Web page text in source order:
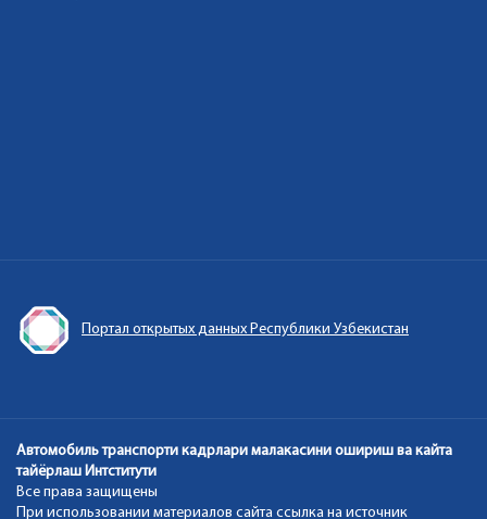
Портал открытых данных Республики Узбекистан
Автомобиль транспорти кадрлари малакасини ошириш ва кайта
тайёрлаш Интститути
Все права защищены
При использовании материалов сайта ссылка на источник